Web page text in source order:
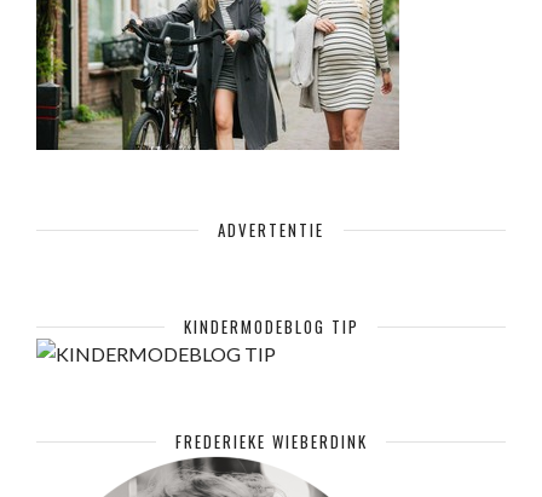
ADVERTENTIE
KINDERMODEBLOG TIP
FREDERIEKE WIEBERDINK